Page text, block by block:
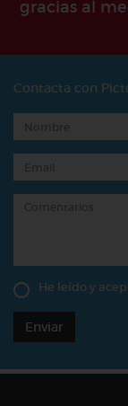
gracias al
Contacta con
He leído y
Enviar